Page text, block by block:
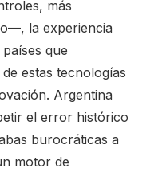
más
la experiencia
que
estas tecnologías
Argentina
el error histórico
burocráticas a
motor de